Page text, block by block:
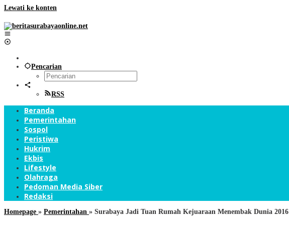
Lewati ke konten
Pencarian
RSS
Beranda
Pemerintahan
Sospol
Peristiwa
Hukrim
Ekbis
Lifestyle
Olahraga
Pedoman Media Siber
Redaksi
Homepage » Pemerintahan » Surabaya Jadi Tuan Rumah Kejuaraan Menembak Dunia 2016